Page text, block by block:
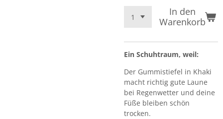
In den
Warenkorb
Ein Schuhtraum, weil:
Der Gummistiefel in Khaki
macht richtig gute Laune
bei Regenwetter und deine
Füße bleiben schön
trocken.